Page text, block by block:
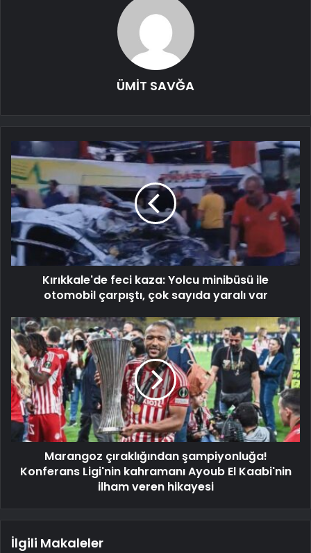
ÜMİT SAVĞA
Kırıkkale'de feci kaza: Yolcu minibüsü ile
otomobil çarpıştı, çok sayıda yaralı var
Marangoz çıraklığından şampiyonluğa!
Konferans Ligi'nin kahramanı Ayoub El Kaabi'nin
ilham veren hikayesi
İlgili Makaleler